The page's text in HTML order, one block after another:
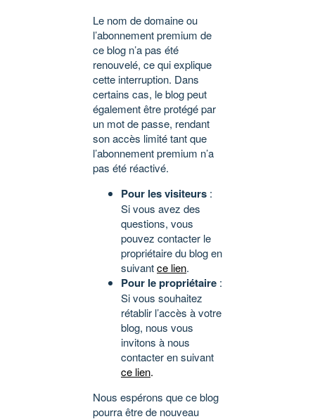
Le nom de domaine ou
l’abonnement premium de
ce blog n’a pas été
renouvelé, ce qui explique
cette interruption. Dans
certains cas, le blog peut
également être protégé par
un mot de passe, rendant
son accès limité tant que
l’abonnement premium n’a
pas été réactivé.
Pour les visiteurs :
Si vous avez des
questions, vous
pouvez contacter le
propriétaire du blog en
suivantce lien.
Pour le propriétaire :
Si vous souhaitez
rétablir l’accès à votre
blog, nous vous
invitons à nous
contacter en suivant
ce lien.
Nous espérons que ce blog
pourra être de nouveau